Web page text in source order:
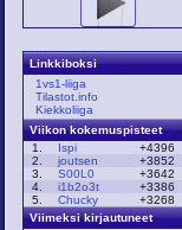
Linkkiboksi
1vs1-liiga
Tilastot.info
Kiekkoliiga
Viikon kokemuspisteet
1.
Ispi
+4396
2.
joutsen
+3852
3.
S00L0
+3642
4.
i1b2o3t
+3386
5.
Chucky
+3268
Viimeksi kirjautuneet